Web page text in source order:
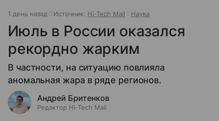
1 день назад Источник: Hi-Tech Mail Наука
Июль в России оказался
рекордно жарким
В частности, на ситуацию повлияла
аномальная жара в ряде регионов.
Андрей Бритенков
Редактор Hi-Tech Mail